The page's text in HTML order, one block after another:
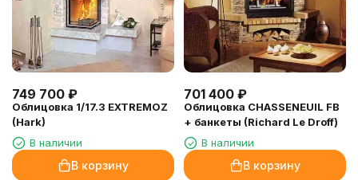
749 700 ₽
Облицовка 1/17.3 EXTREMOZ
(Hark)
В наличии
В корзину
701 400 ₽
Облицовка CHASSENEUIL FB
+ банкеты (Richard Le Droff)
В наличии
В корзину